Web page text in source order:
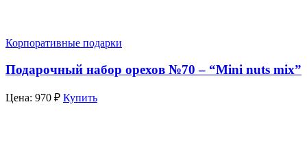
Корпоративные подарки
Подарочный набор орехов №70 – “Mini nuts mix”
Цена: 970 ₽ Купить